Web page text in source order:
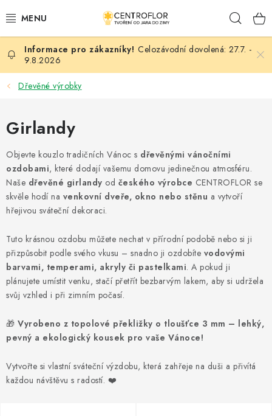
na
SEZÓNNÍ TVOŘENÍ
DŘEVĚNÉ VÝROBKY
VŠE PRO TVOŘENÍ
KVĚTINY A LISTY
SVATBA
NOVINKY
Dopravné Kontaktujte nás
O nás - kdo jsme?
Podmínky ochrany osobních údajů
Celozávodní dovolená: 27.7. -
9.8.2026
Dřevěné výrobky
Girlandy
Objevte kouzlo tradičních Vánoc s dřevěnými vánočními
ozdobami, které dodají vašemu domovu jedinečnou atmosféru.
Naše dřevěné girlandy od českého výrobce CENTROFLOR se
skvěle hodí na venkovní dveře, okno nebo stěnu a vytvoří
hřejivou sváteční dekoraci.
Tuto krásnou ozdobu můžete nechat v přírodní podobě nebo si ji
přizpůsobit podle svého vkusu – snadno ji ozdobíte vodovými
barvami, temperami, akryly či pastelkami. A pokud ji
plánujete umístit venku, stačí přetřít bezbarvým lakem, aby si udržela
svůj vzhled i při zimním počasí.
🎁 Vyrobeno z topolové překližky o tloušťce 3 mm – lehký,
pevný a ekologický kousek pro vaše Vánoce!
Vytvořte si vlastní sváteční výzdobu, která zahřeje na duši a přivítá
každou návštěvu s radostí. ❤️